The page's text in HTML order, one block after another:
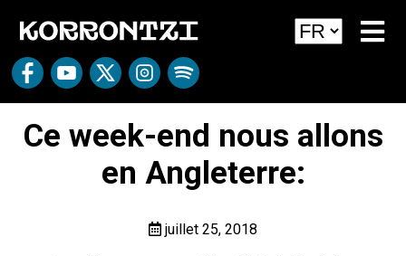
Ce week-end nous allons
en Angleterre:
juillet 25, 2018